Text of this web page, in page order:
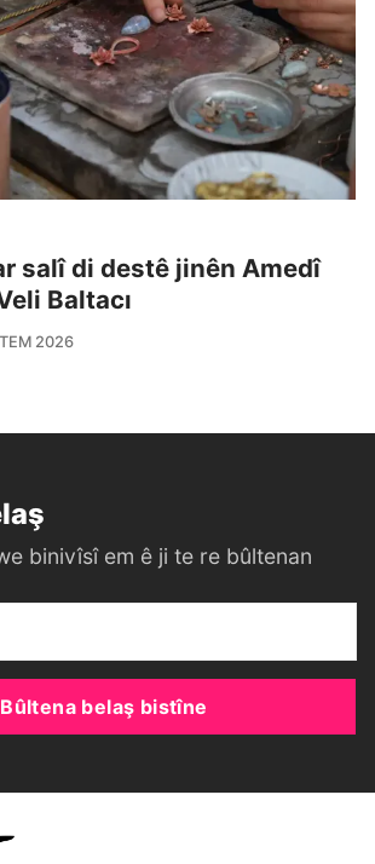
salî di destê jinên Amedî
Baltacı
2026
binivîsî em ê ji te re bûltenan
Bûltena belaş bistîne